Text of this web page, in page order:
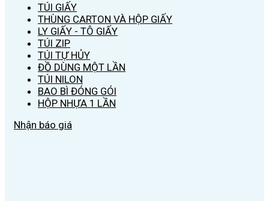
TÚI GIẤY
THÙNG CARTON VÀ HỘP GIẤY
LY GIẤY - TÔ GIẤY
TÚI ZIP
TÚI TỰ HỦY
ĐỒ DÙNG MỘT LẦN
TÚI NILON
BAO BÌ ĐÓNG GÓI
HỘP NHỰA 1 LẦN
Nhận báo giá